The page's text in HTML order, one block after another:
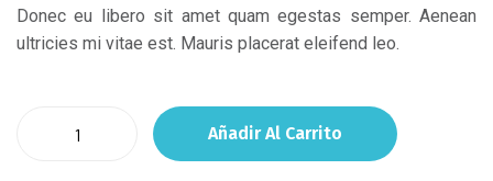
Donec eu libero sit amet quam egestas semper. Aenean
ultricies mi vitae est. Mauris placerat eleifend leo.
Añadir Al Carrito